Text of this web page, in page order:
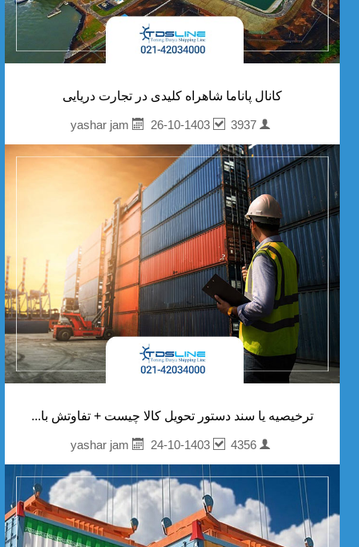
کانال پاناما شاهراه کلیدی در تجارت دریایی
yashar jam
26-10-1403 3937
ترخیصیه یا سند دستور تحویل کالا چیست + تفاوتش با...
yashar jam
24-10-1403 4356